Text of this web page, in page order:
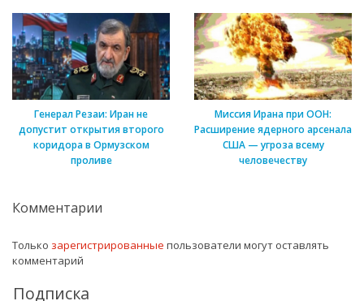
Генерал Резаи: Иран не
допустит открытия второго
коридора в Ормузском
проливе
Миссия Ирана при ООН:
Расширение ядерного арсенала
США — угроза всему
человечеству
Комментарии
Только зарегистрированные пользователи могут оставлять
комментарий
Подписка